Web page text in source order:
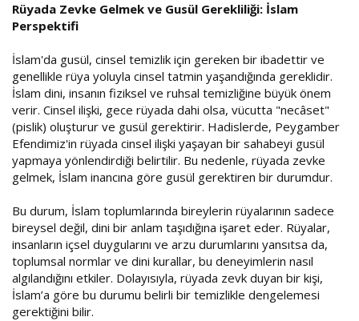
Rüyada Zevke Gelmek ve Gusül Gerekliliği: İslam
Perspektifi
İslam'da gusül, cinsel temizlik için gereken bir ibadettir ve
genellikle rüya yoluyla cinsel tatmin yaşandığında gereklidir.
İslam dini, insanın fiziksel ve ruhsal temizliğine büyük önem
verir. Cinsel ilişki, gece rüyada dahi olsa, vücutta "necâset"
(pislik) oluşturur ve gusül gerektirir. Hadislerde, Peygamber
Efendimiz'in rüyada cinsel ilişki yaşayan bir sahabeyi gusül
yapmaya yönlendirdiği belirtilir. Bu nedenle, rüyada zevke
gelmek, İslam inancına göre gusül gerektiren bir durumdur.
Bu durum, İslam toplumlarında bireylerin rüyalarının sadece
bireysel değil, dini bir anlam taşıdığına işaret eder. Rüyalar,
insanların içsel duygularını ve arzu durumlarını yansıtsa da,
toplumsal normlar ve dini kurallar, bu deneyimlerin nasıl
algılandığını etkiler. Dolayısıyla, rüyada zevk duyan bir kişi,
İslam’a göre bu durumu belirli bir temizlikle dengelemesi
gerektiğini bilir.